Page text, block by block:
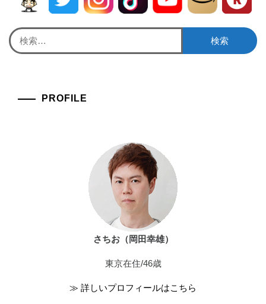
検
索:
PROFILE
さちお（岡田幸雄）
東京在住/46歳
≫ 詳しいプロフィールはこちら